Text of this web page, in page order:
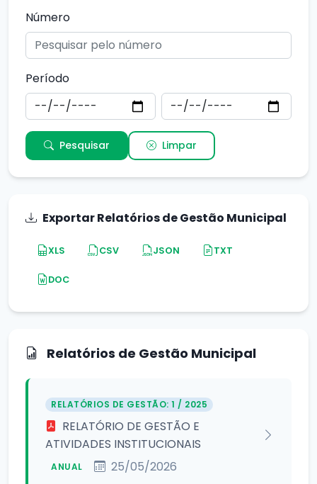
Número
Período
Pesquisar Limpar
Exportar Relatórios de Gestão Municipal
XLS CSV JSON TXT
DOC
Relatórios de Gestão Municipal
RELATÓRIOS DE GESTÃO: 1 / 2025
RELATÓRIO DE GESTÃO E
ATIVIDADES INSTITUCIONAIS
ANUAL 25/05/2026